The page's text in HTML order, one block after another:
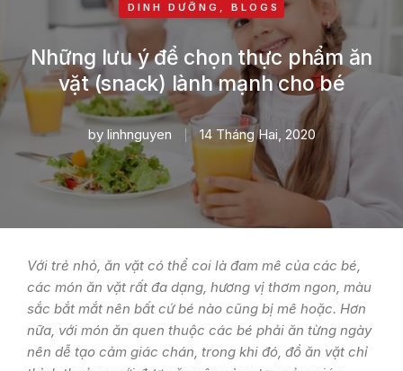
DINH DƯỠNG , BLOGS
Những lưu ý để chọn thực phẩm ăn
vặt (snack) lành mạnh cho bé
bylinhnguyen 14 Tháng Hai, 2020
Với trẻ nhỏ, ăn vặt có thể coi là đam mê của các bé,
các món ăn vặt rất đa dạng, hương vị thơm ngon, màu
sắc bắt mắt nên bất cứ bé nào cũng bị mê hoặc. Hơn
nữa, với món ăn quen thuộc các bé phải ăn từng ngày
nên dễ tạo cảm giác chán, trong khi đó, đồ ăn vặt chỉ